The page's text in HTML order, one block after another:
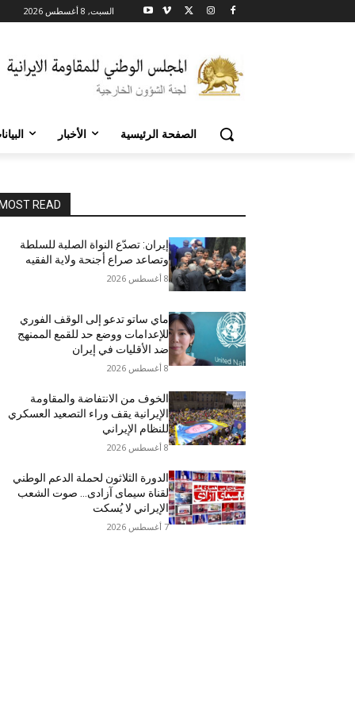
السبت, 8 أغسطس 2026
الصفحة الرئيسية الأخبار
MOST READ
إيران: تصدّع النواة الصلبة للسلطة
وتصاعد صراع أجنحة ولاية الفقيه
8 أغسطس 2026
ماي ساتو تدعو إلى الوقف الفوري
للإعدامات ووضع حد للقمع الممنهج
ضد الأقليات في إيران
8 أغسطس 2026
الخوف من الانتفاضة والمقاومة
الإيرانية يقف وراء التصعيد العسكري
للنظام الإيراني
8 أغسطس 2026
الدورة الثلاثون لحملة الدعم الوطني
لقناة سیمای آزادی… صوت الشعب
الإيراني لا يُسكت
7 أغسطس 2026